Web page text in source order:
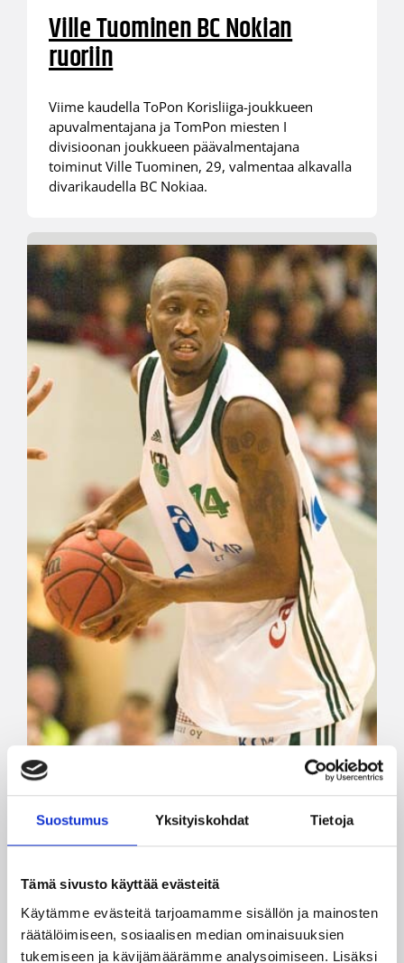
Suostumus Yksityiskohdat Tietoja
Tämä sivusto käyttää evästeitä
Käytämme evästeitä tarjoamamme sisällön ja mainosten
räätälöimiseen, sosiaalisen median ominaisuuksien
tukemiseen ja kävijämäärämme analysoimiseen. Lisäksi
Ville Tuominen BC Nokian
ruoriin
Viime kaudella ToPon Korisliiga-joukkueen
apuvalmentajana ja TomPon miesten I
divisioonan joukkueen päävalmentajana
toiminut Ville Tuominen, 29, valmentaa alkavalla
divarikaudella BC Nokiaa.
Bojang vahvistaa BC Nokiaa,
Riihelä jatkaa joukkueessa
Miesten I divisioonan BC Nokia on kiinnittänyt
uudeksi ulkomaalaispelaajakseen 206-senttisen,